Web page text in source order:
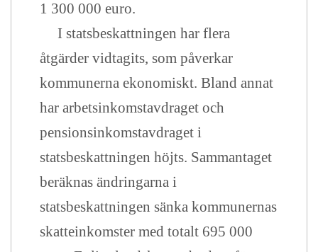
1 300 000 euro.
I statsbeskattningen har flera
åtgärder vidtagits, som påverkar
kommunerna ekonomiskt. Bland annat
har arbetsinkomstavdraget och
pensionsinkomstavdraget i
statsbeskattningen höjts. Sammantaget
beräknas ändringarna i
statsbeskattningen sänka kommunernas
skatteinkomster med totalt 695 000